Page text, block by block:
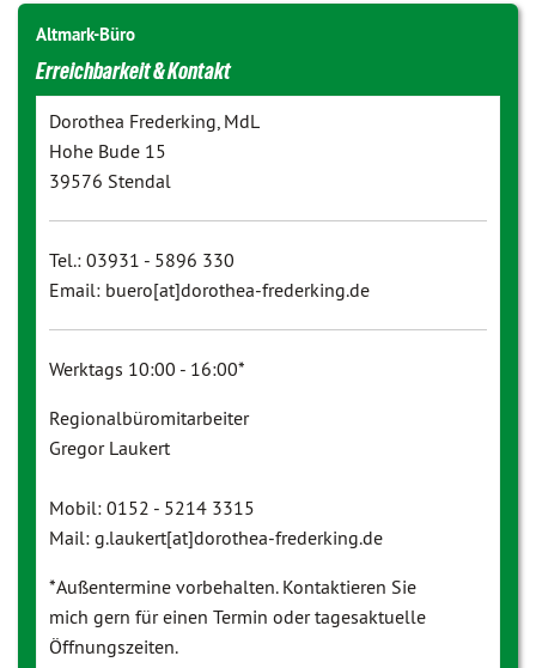
Altmark-Büro
Erreichbarkeit & Kontakt
Dorothea Frederking, MdL
Hohe Bude 15
39576 Stendal
Tel.: 03931 - 5896 330
Email: buero[at]dorothea-frederking.de
Werktags 10:00 - 16:00*
Regionalbüromitarbeiter
Gregor Laukert
Mobil: 0152 - 5214 3315
Mail: g.laukert[at]dorothea-frederking.de
*Außentermine vorbehalten. Kontaktieren Sie
mich gern für einen Termin oder tagesaktuelle
Öffnungszeiten.